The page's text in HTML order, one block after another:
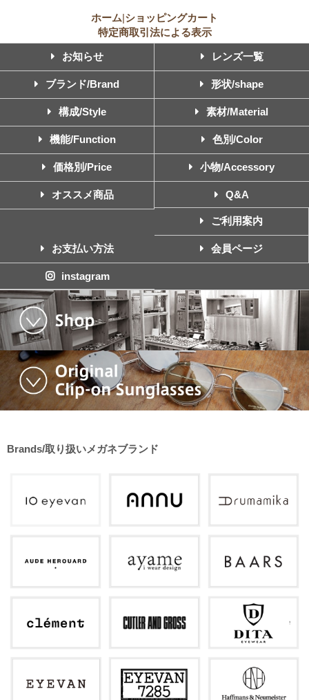
ホーム|ショッピングカート
特定商取引法による表示
お知らせ レンズ一覧
ブランド/Brand 形状/shape
構成/Style 素材/Material
機能/Function 色別/Color
価格別/Price 小物/Accessory
オススメ商品 Q&A
ご利用案内
お支払い方法 会員ページ
instagram
Brands/取り扱いメガネブランド